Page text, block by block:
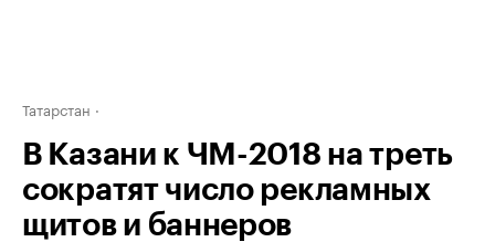
Татарстан
В Казани к ЧМ-2018 на треть
сократят число рекламных
щитов и баннеров